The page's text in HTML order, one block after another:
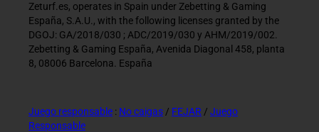
Zeturf.es, operates in Spain under Zebetting & Gaming
España, S.A.U., with the following licenses granted by the
DGOJ: GA/2018/030 ; ADC/2019/030 y AHM/2019/002.
Zebetting & Gaming España, Avenida Diagonal 458, planta
8, 08006 Barcelona. España
Juego responsable : No caigas / FEJAR / Juego
Responsable